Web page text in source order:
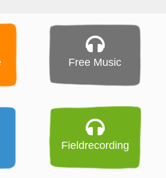
Free Music
Fieldrecording